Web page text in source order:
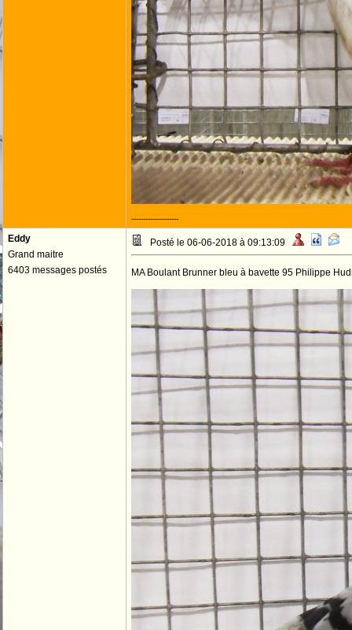
--------------------
Eddy
Grand maitre
6403 messages postés
Posté le 06-06-2018 à 09:13:09
MA Boulant Brunner bleu à bavette 95 Philippe